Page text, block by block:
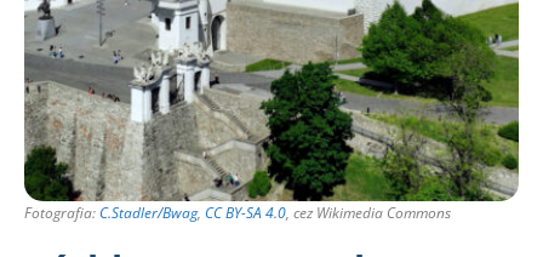
Fotografia: C.Stadler/Bwag, CC BY-SA 4.0, cez Wikimedia Commons